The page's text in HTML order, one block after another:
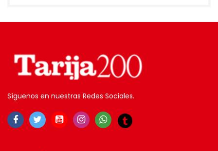
Síguenos en nuestras Redes Sociales.